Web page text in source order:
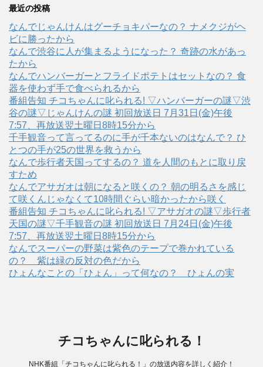
最近の投稿
なんでじゃんけんはグーチョキパーなの？ ナメクジがヘ
ビに勝ったから
なんで渋谷に人が集まるようになった？ 奇跡の水があっ
たから
なんでハンバーガーとフライドポテトはセットなの？ 食
器を使わず手で食べられるから
番組告知 チコちゃんに叱られる! ▽ハンバーガーの謎▽渋
谷の謎▽じゃんけんの謎 初回放送日 7月31日(金)午後
7:57、再放送翌土曜日8時15分から
千手観音って言ってるのに手が千本ないのはなんで？ ひ
とつの手が25の世界を救うから
なんで歩行者天国ってするの？ 道を人間のもとに取り戻
すため
なんでアサガオは朝になると咲くの？ 朝の明るさを感じ
て咲くんじゃなくて10時間ぐらい暗かったから咲く
番組告知 チコちゃんに叱られる! ▽アサガオの謎▽歩行者
天国の謎▽千手観音の謎 初回放送日 7月24日(金)午後
7:57、再放送翌土曜日8時15分から
なんでスーパーの野菜は紫色のテープで巻かれている
の？ 紫は緑の反対の色だから
ひょんなことの「ひょん」って何なの？ ひょんの実
チコちゃんに叱られる！
NHK番組「チコちゃんに叱られる！」の放送内容を詳しく紹介！